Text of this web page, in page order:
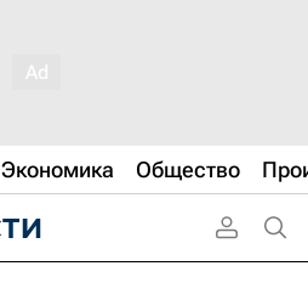
Экономика Общество